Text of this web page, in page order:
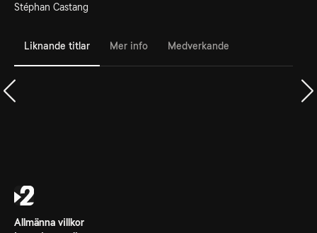
Stéphan Castang
Liknande titlar Mer info Medverkande
Allmänna villkor